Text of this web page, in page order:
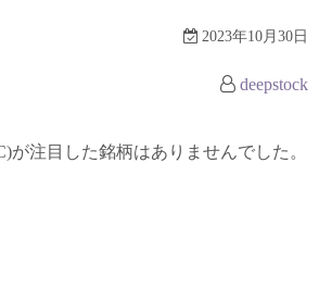
2023年10月30日
deepstock
が注目した銘柄はありませんでした。